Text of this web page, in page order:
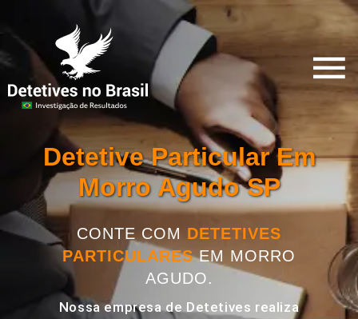
Detetive Particular Em
Morro Agudo SP
CONTE COM DETETIVES
PARTICULARESEM MORRO
AGUDO.
Nossa empresa de Detetives realiza